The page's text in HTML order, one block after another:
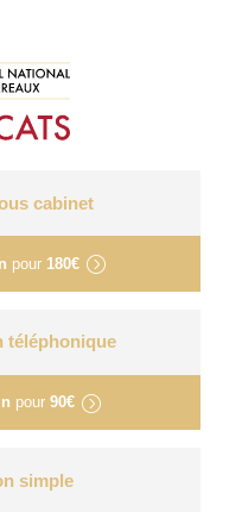
cabinet
pour 180€
téléphonique
pour 90€
simple